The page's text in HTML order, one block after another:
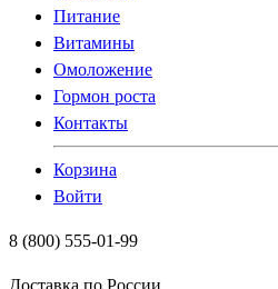
Питание
Витамины
Омоложение
Гормон роста
Контакты
Корзина
Войти
8 (800) 555-01-99
Доставка по России